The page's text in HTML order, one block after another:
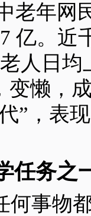
老年网
亿。近
人日
变懒，
”，表
任务之
物都